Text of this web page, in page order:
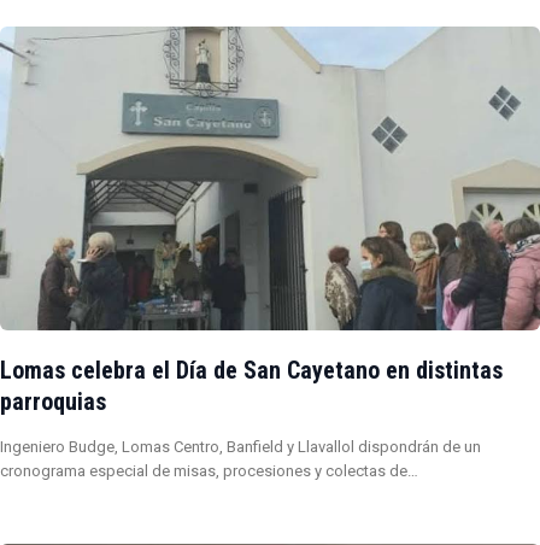
Lomas celebra el Día de San Cayetano en distintas
parroquias
Ingeniero Budge, Lomas Centro, Banfield y Llavallol dispondrán de un
cronograma especial de misas, procesiones y colectas de…